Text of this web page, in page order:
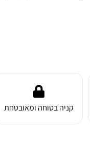
קניה בטוחה ומאובטחת